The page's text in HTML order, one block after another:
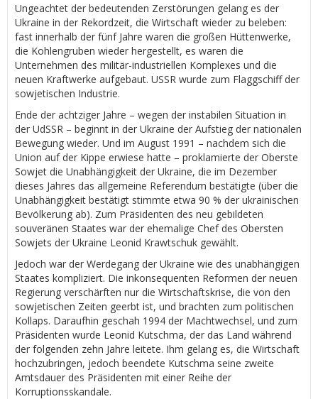
Ungeachtet der bedeutenden Zerstörungen gelang es der
Ukraine in der Rekordzeit, die Wirtschaft wieder zu beleben:
fast innerhalb der fünf Jahre waren die großen Hüttenwerke,
die Kohlengruben wieder hergestellt, es waren die
Unternehmen des militär-industriellen Komplexes und die
neuen Kraftwerke aufgebaut. USSR wurde zum Flaggschiff der
sowjetischen Industrie.
Ende der achtziger Jahre – wegen der instabilen Situation in
der UdSSR – beginnt in der Ukraine der Aufstieg der nationalen
Bewegung wieder. Und im August 1991 – nachdem sich die
Union auf der Kippe erwiese hatte – proklamierte der Oberste
Sowjet die Unabhängigkeit der Ukraine, die im Dezember
dieses Jahres das allgemeine Referendum bestätigte (über die
Unabhängigkeit bestätigt stimmte etwa 90 % der ukrainischen
Bevölkerung ab). Zum Präsidenten des neu gebildeten
souveränen Staates war der ehemalige Chef des Obersten
Sowjets der Ukraine Leonid Krawtschuk gewählt.
Jedoch war der Werdegang der Ukraine wie des unabhängigen
Staates kompliziert. Die inkonsequenten Reformen der neuen
Regierung verschärften nur die Wirtschaftskrise, die von den
sowjetischen Zeiten geerbt ist, und brachten zum politischen
Kollaps. Daraufhin geschah 1994 der Machtwechsel, und zum
Präsidenten wurde Leonid Kutschma, der das Land während
der folgenden zehn Jahre leitete. Ihm gelang es, die Wirtschaft
hochzubringen, jedoch beendete Kutschma seine zweite
Amtsdauer des Präsidenten mit einer Reihe der
Korruptionsskandale.